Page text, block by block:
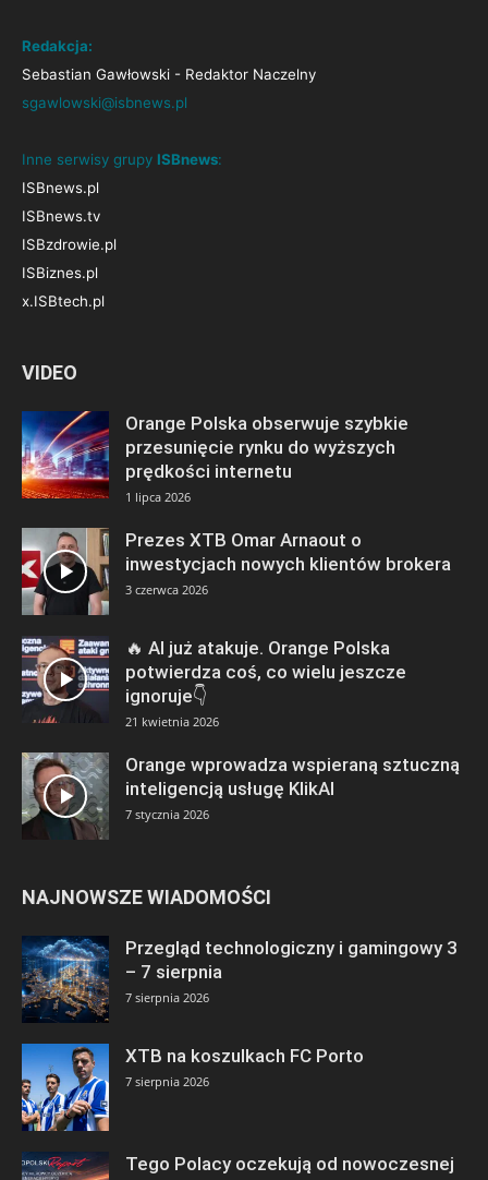
Redakcja:
Sebastian Gawłowski - Redaktor Naczelny
sgawlowski@isbnews.pl
Inne serwisy grupy ISBnews:
ISBnews.pl
ISBnews.tv
ISBzdrowie.pl
ISBiznes.pl
x.ISBtech.pl
VIDEO
Orange Polska obserwuje szybkie
przesunięcie rynku do wyższych
prędkości internetu
1 lipca 2026
Prezes XTB Omar Arnaout o
inwestycjach nowych klientów brokera
3 czerwca 2026
🔥 AI już atakuje. Orange Polska
potwierdza coś, co wielu jeszcze
ignoruje👇
21 kwietnia 2026
Orange wprowadza wspieraną sztuczną
inteligencją usługę KlikAI
7 stycznia 2026
NAJNOWSZE WIADOMOŚCI
Przegląd technologiczny i gamingowy 3
– 7 sierpnia
7 sierpnia 2026
XTB na koszulkach FC Porto
7 sierpnia 2026
Tego Polacy oczekują od nowoczesnej